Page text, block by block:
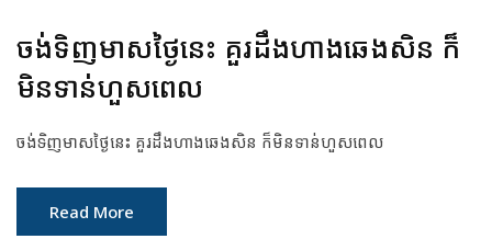
ចង់ទិញមាសថ្ងៃនេះ គួរដឹងហាងឆេងសិន ក៏
មិនទាន់ហួសពេល
ចង់ទិញមាសថ្ងៃនេះ គួរដឹងហាងឆេងសិន ក៏មិនទាន់ហួសពេល
Read More